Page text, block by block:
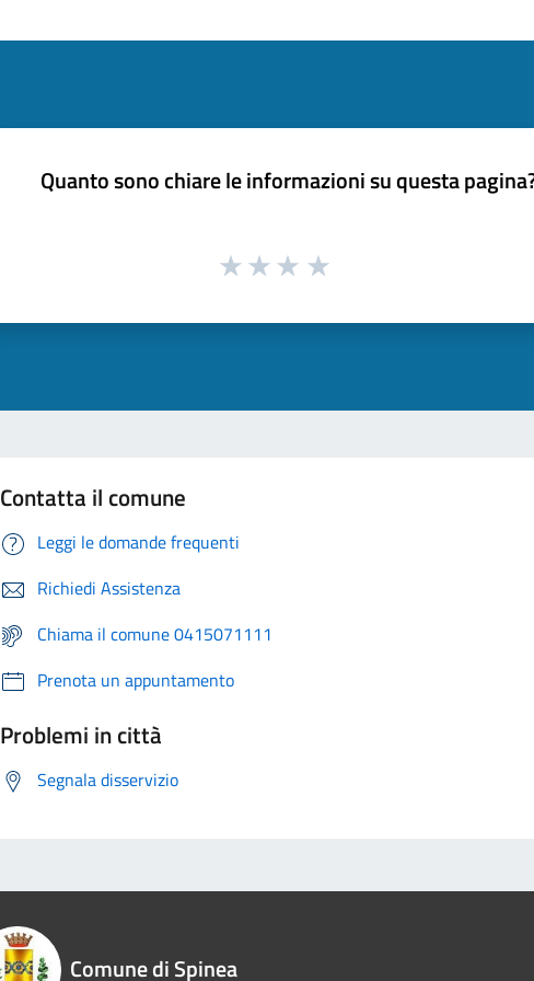
Quanto sono chiare le informazioni su questa
Contatta il comune
Leggi le domande frequenti
Richiedi Assistenza
Chiama il comune 0415071111
Prenota un appuntamento
Problemi in città
Segnala disservizio
Comune di Spinea